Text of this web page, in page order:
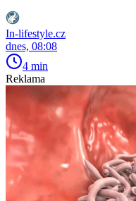
In-lifestyle.cz
dnes, 08:08
4 min
Reklama